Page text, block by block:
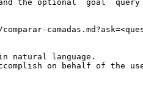
the optional `goal` query
natural language.
on behalf of the